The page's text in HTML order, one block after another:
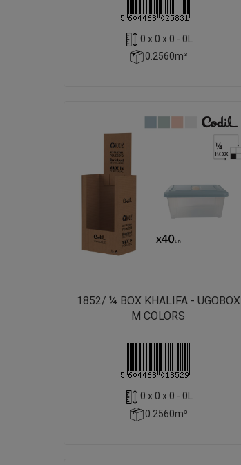
0 x 0 x 0 - 0L
0.2560m³
1852/ ¼ BOX KHALIFA - UGOBOX
M COLORS
0 x 0 x 0 - 0L
0.2560m³